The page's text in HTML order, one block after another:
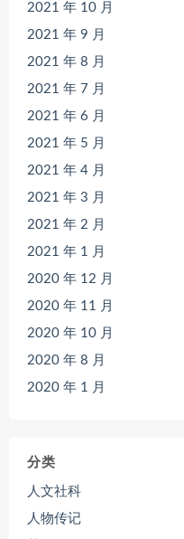
2021 年 10 月
2021 年 9 月
2021 年 8 月
2021 年 7 月
2021 年 6 月
2021 年 5 月
2021 年 4 月
2021 年 3 月
2021 年 2 月
2021 年 1 月
2020 年 12 月
2020 年 11 月
2020 年 10 月
2020 年 8 月
2020 年 1 月
分类
人文社科
人物传记